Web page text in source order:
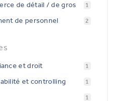
de détail / de gros 1
de personnel 2
et droit 1
et controlling 1
1